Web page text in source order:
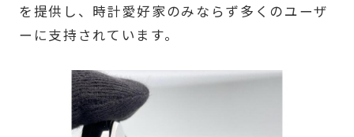
を提供し、時計愛好家のみならず多くのユーザ
ーに支持されています。